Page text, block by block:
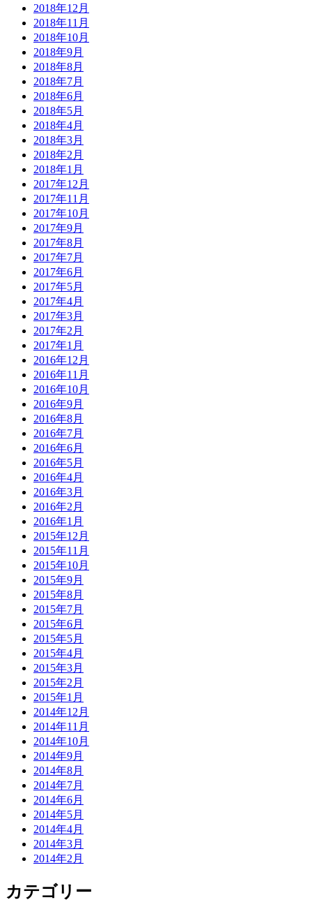
2018年12月
2018年11月
2018年10月
2018年9月
2018年8月
2018年7月
2018年6月
2018年5月
2018年4月
2018年3月
2018年2月
2018年1月
2017年12月
2017年11月
2017年10月
2017年9月
2017年8月
2017年7月
2017年6月
2017年5月
2017年4月
2017年3月
2017年2月
2017年1月
2016年12月
2016年11月
2016年10月
2016年9月
2016年8月
2016年7月
2016年6月
2016年5月
2016年4月
2016年3月
2016年2月
2016年1月
2015年12月
2015年11月
2015年10月
2015年9月
2015年8月
2015年7月
2015年6月
2015年5月
2015年4月
2015年3月
2015年2月
2015年1月
2014年12月
2014年11月
2014年10月
2014年9月
2014年8月
2014年7月
2014年6月
2014年5月
2014年4月
2014年3月
2014年2月
カテゴリー